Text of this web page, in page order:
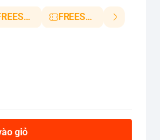
FREESHIP5 FREESHIP10
giỏ